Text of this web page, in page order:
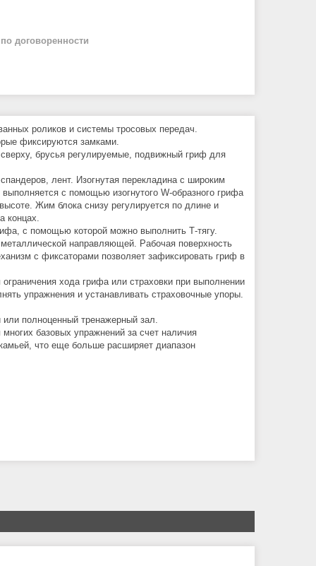
по договоренности
роликов и системы тросовых передач.
фиксируются замками.
брусья регулируемые, подвижный гриф для
лент. Изогнутая перекладина с широким
с помощью изогнутого W-образного грифа
Жим блока снизу регулируется по длине и
концах.
с помощью которой можно выполнить Т-тягу.
направляющей. Рабочая поверхность
с фиксаторами позволяет зафиксировать гриф в
хода грифа или страховки при выполнении
упражнения и устанавливать страховочные упоры.
полноценный тренажерный зал.
базовых упражнений за счет наличия
что еще больше расширяет диапазон